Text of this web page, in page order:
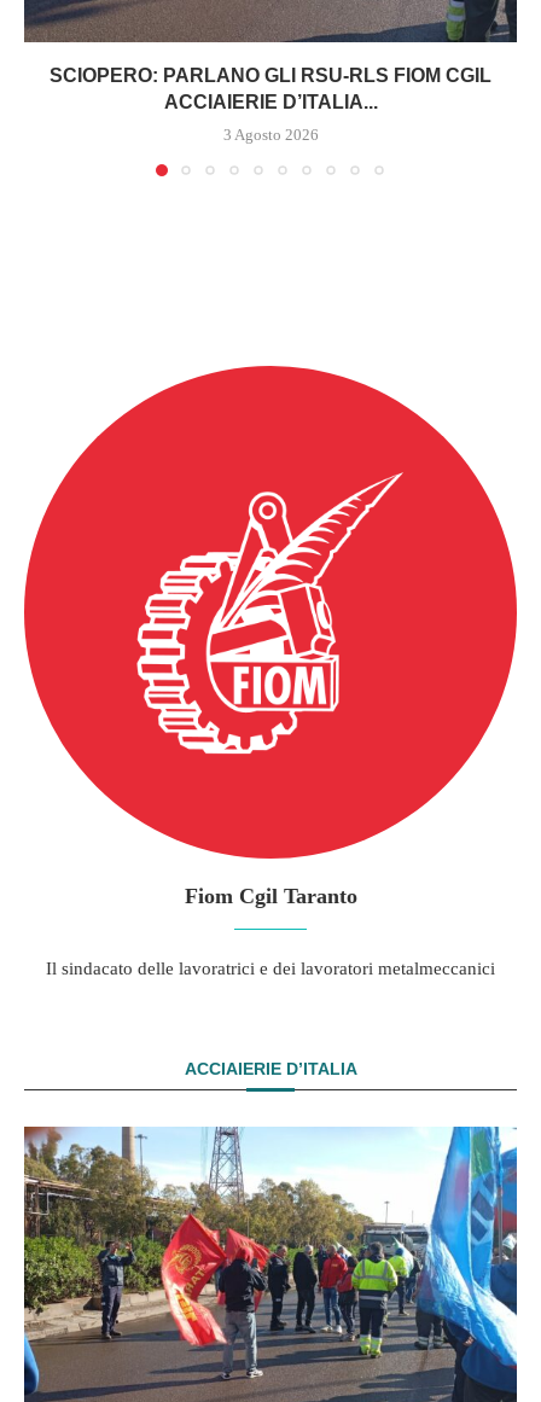
SCIOPERO: PARLANO GLI RSU-RLS FIOM CGIL
ACCIAIERIE D’ITALIA...
3 Agosto 2026
Fiom Cgil Taranto
Il sindacato delle lavoratrici e dei lavoratori metalmeccanici
ACCIAIERIE D’ITALIA